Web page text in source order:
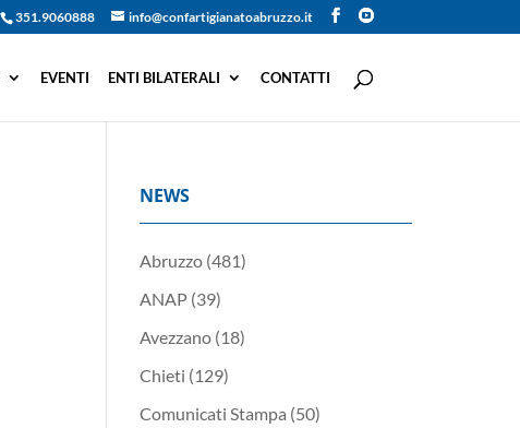
351.9060888 info@confartigianatoabruzzo.it
EVENTI ENTI BILATERALI CONTATTI
NEWS
Abruzzo(481)
ANAP(39)
Avezzano(18)
Chieti (129)
Comunicati Stampa (50)